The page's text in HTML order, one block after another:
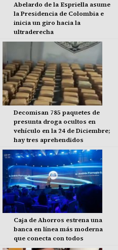
Abelardo de la Espriella asume
la Presidencia de Colombia e
inicia un giro hacia la
ultraderecha
Decomisan 785 paquetes de
presunta droga ocultos en
vehículo en la 24 de Diciembre;
hay tres aprehendidos
Caja de Ahorros estrena una
banca en línea más moderna
que conecta con todos